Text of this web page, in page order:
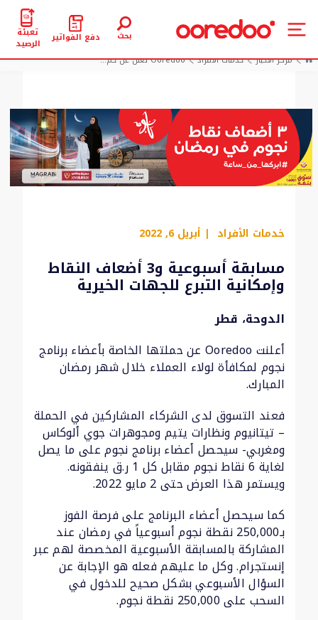
بحث دفع الفواتير تعبئة
الرصيد
مركز الأخبار
خدمات الأفراد Ooredoo تعلن عن حم...
خدمات الأفراد | أبريل 6, 2022
مسابقة أسبوعية و3 أضعاف النقاط
وإمكانية التبرع للجهات الخيرية
الدوحة، قطر
أعلنت Ooredoo عن حملتها الخاصة بأعضاء برنامج
نجوم لمكافأة لولاء العملاء خلال شهر رمضان
المبارك.
فعند التسوق لدى الشركاء المشاركين في الحملة
– تيتانيوم ونظارات يتيم ومجوهرات جوي ألوكاس
ومغربي- سيحصل أعضاء برنامج نجوم على ما يصل
لغاية 6 نقاط نجوم مقابل كل 1 ر.ق ينفقونه.
ويستمر هذا العرض حتى 2 مايو 2022.
كما سيحصل أعضاء البرنامج على فرصة الفوز
بـ250,000 نقطة نجوم أسبوعياً في رمضان عند
المشاركة بالمسابقة الأسبوعية المخصصة لهم عبر
إنستجرام. وكل ما عليهم فعله هو الإجابة عن
السؤال الأسبوعي بشكل صحيح للدخول في
السحب على 250,000 نقطة نجوم.